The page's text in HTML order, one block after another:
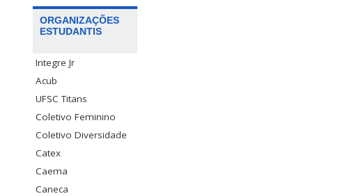
ORGANIZAÇÕES
ESTUDANTIS
Integre Jr
Acub
UFSC Titans
Coletivo Feminino
Coletivo Diversidade
Catex
Caema
Caneca